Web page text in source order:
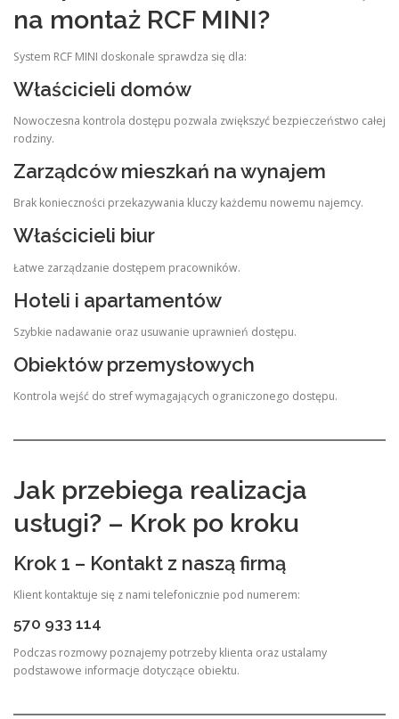
na montaż RCF MINI?
System RCF MINI doskonale sprawdza się dla:
Właścicieli domów
Nowoczesna kontrola dostępu pozwala zwiększyć bezpieczeństwo całej
rodziny.
Zarządców mieszkań na wynajem
Brak konieczności przekazywania kluczy każdemu nowemu najemcy.
Właścicieli biur
Łatwe zarządzanie dostępem pracowników.
Hoteli i apartamentów
Szybkie nadawanie oraz usuwanie uprawnień dostępu.
Obiektów przemysłowych
Kontrola wejść do stref wymagających ograniczonego dostępu.
Jak przebiega realizacja
usługi? – Krok po kroku
Krok 1 – Kontakt z naszą firmą
Klient kontaktuje się z nami telefonicznie pod numerem:
570 933 114
Podczas rozmowy poznajemy potrzeby klienta oraz ustalamy
podstawowe informacje dotyczące obiektu.